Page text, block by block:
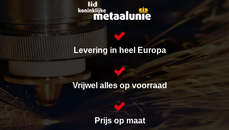
Levering in heel Europa
Vrijwel alles op voorraad
Prijs op maat